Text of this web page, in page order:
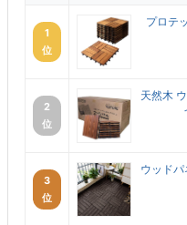
1
位
プロテ
2
位
天然木
3
位
ウッド